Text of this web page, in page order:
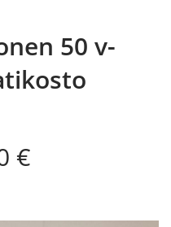
50 v-
€.
€